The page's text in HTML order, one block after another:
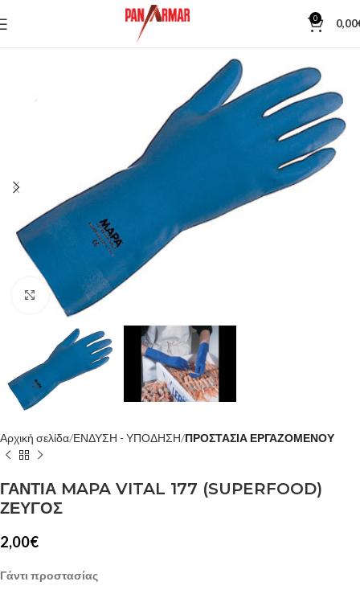
0 0,00
Κλίκ για μεγέθυνση
Αρχική σελίδα ΕΝΔΥΣΗ - ΥΠΟΔΗΣΗ ΠΡΟΣΤΑΣΙΑ ΕΡΓΑΖΟΜΕΝΟΥ
ΓΑΝΤΙΑ MAPA VITAL 177 (SUPERFOOD)
ΖΕΥΓΟΣ
2,00€
Γάντι προστασίας